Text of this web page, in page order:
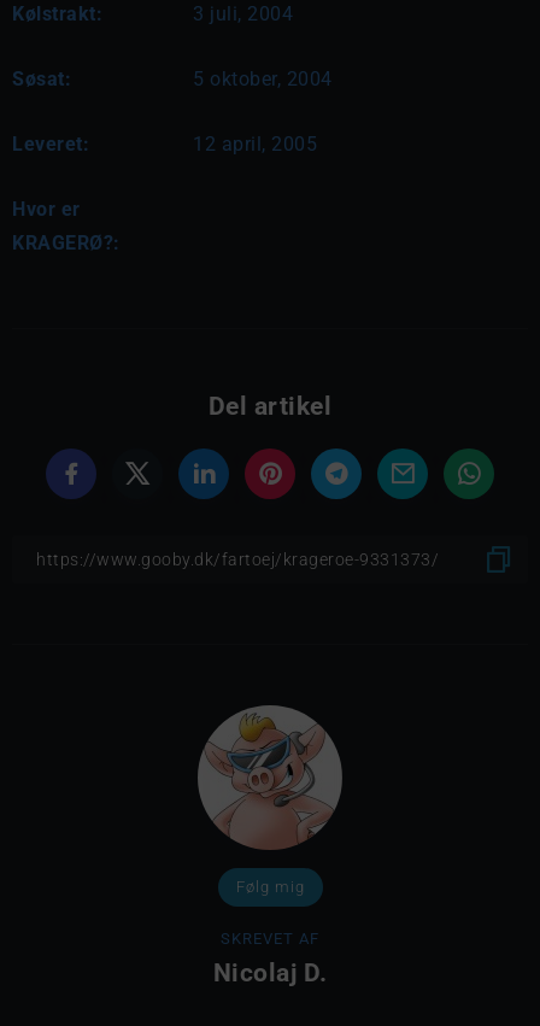
Kølstrakt: 3 juli, 2004
Søsat: 5 oktober, 2004
Leveret: 12 april, 2005
Hvor er
KRAGERØ?:
Del artikel
Følg mig
SKREVET AF
Nicolaj D.